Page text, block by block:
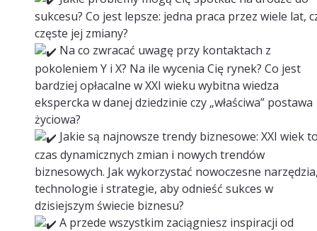
sukcesu? Co jest lepsze: jedna praca przez wiele lat,
częste jej zmiany?
Na co zwracać uwagę przy kontaktach z
pokoleniem Y i X? Na ile wycenia Cię rynek? Co jest
bardziej opłacalne w XXI wieku wybitna wiedza
ekspercka w danej dziedzinie czy „właściwa” postawa
życiowa?
Jakie są najnowsze trendy biznesowe: XXI wiek
czas dynamicznych zmian i nowych trendów
biznesowych. Jak wykorzystać nowoczesne
technologie i strategie, aby odnieść sukces w
dzisiejszym świecie biznesu?
A przede wszystkim zaciągniesz inspiracji od